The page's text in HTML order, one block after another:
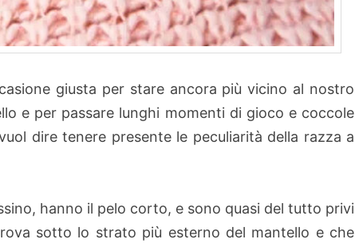
giusta per stare ancora più vicino al nostro
e per passare lunghi momenti di gioco e coccole
dire tenere presente le peculiarità della razza a
hanno il pelo corto, e sono quasi del tutto privi
sotto lo strato più esterno del mantello e che